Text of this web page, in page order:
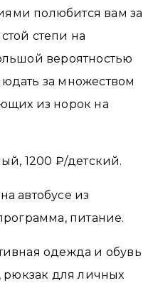
полюбится вам за
степи на
вероятностью
за множеством
из норок на
1200 ₽/детский.
автобусе из
питание.
одежда и обувь
рюкзак для личных